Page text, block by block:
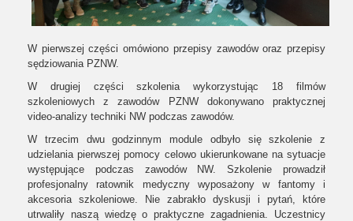
W pierwszej części omówiono przepisy zawodów oraz przepisy
sędziowania PZNW.
W drugiej części szkolenia wykorzystując 18 filmów
szkoleniowych z zawodów PZNW dokonywano praktycznej
video-analizy techniki NW podczas zawodów.
W trzecim dwu godzinnym module odbyło się szkolenie z
udzielania pierwszej pomocy celowo ukierunkowane na sytuacje
występujące podczas zawodów NW. Szkolenie prowadził
profesjonalny ratownik medyczny wyposażony w fantomy i
akcesoria szkoleniowe. Nie zabrakło dyskusji i pytań, które
utrwaliły naszą wiedzę o praktyczne zagadnienia. Uczestnicy